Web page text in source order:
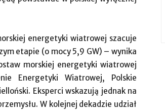
energetyki wiatrowej szacuje
etapie (o mocy 5,9 GW) – wynika
morskiej energetyki wiatrowej
Energetyki Wiatrowej, Polskie
Eksperci wskazują jednak na
W kolejnej dekadzie udział